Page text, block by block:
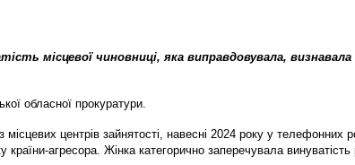
місцевої чиновниці, яка виправдовувала,
обласної прокуратури.
центрів зайнятості, навесні 2024 року у
агресора. Жінка категорично заперечувала